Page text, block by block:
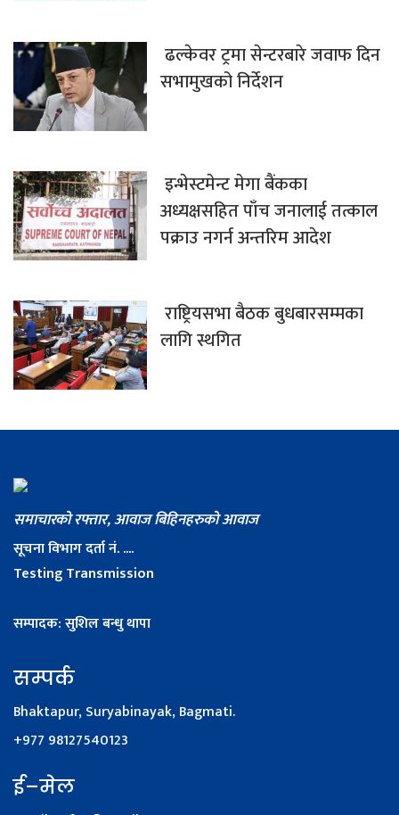
ढल्केवर ट्रमा सेन्टरबारे जवाफ दिन
सभामुखको निर्देशन
इन्भेस्टमेन्ट मेगा बैंकका
अध्यक्षसहित पाँच जनालाई तत्काल
पक्राउ नगर्न अन्तरिम आदेश
राष्ट्रियसभा बैठक बुधबारसम्मका
लागि स्थगित
समाचारको रफ्तार, आवाज बिहिनहरुको आवाज
सूचना विभाग दर्ता नं. ....
Testing Transmission
सम्पादक: सुशिल बन्धु थापा
सम्पर्क
Bhaktapur, Suryabinayak, Bagmati.
+977 98127540123
ई–मेल